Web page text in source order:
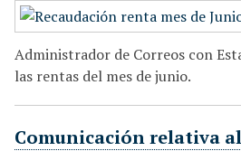
Administrador de Correos con
las rentas del mes de junio.
Comunicación relativa